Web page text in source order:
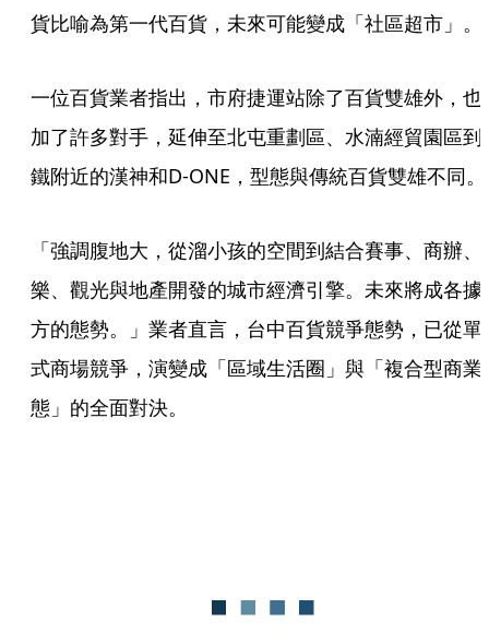
貨比喻為第一代百貨，未來可能變成「社區超市」。
一位百貨業者指出，市府捷運站除了百貨雙雄外，也
加了許多對手，延伸至北屯重劃區、水湳經貿園區到
鐵附近的漢神和D-ONE，型態與傳統百貨雙雄不同。
「強調腹地大，從溜小孩的空間到結合賽事、商辦、
樂、觀光與地產開發的城市經濟引擎。未來將成各據
方的態勢。」業者直言，台中百貨競爭態勢，已從單
式商場競爭，演變成「區域生活圈」與「複合型商業
態」的全面對決。